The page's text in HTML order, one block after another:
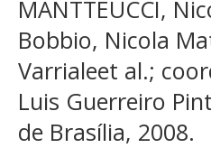
MANTTEUCCI,
Bobbio, Nicola
Varrialeet al.;
Luis Guerreiro
de Brasília, 2008.